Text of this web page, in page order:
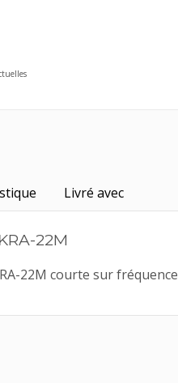
Livré avec
22M
22M courte sur